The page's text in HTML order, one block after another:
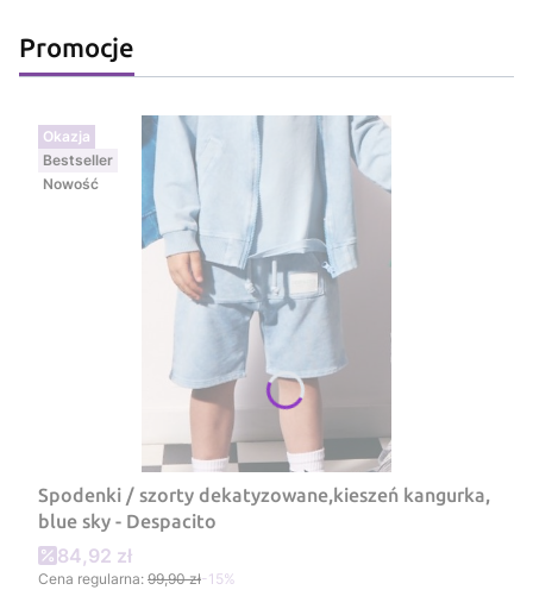
Promocje
Okazja
Bestseller
Nowość
Spodenki / szorty dekatyzowane,kieszeń kangurka,
blue sky - Despacito
Cena promocyjna
84,92 zł
Cena regularna: 99,90 zł-15%